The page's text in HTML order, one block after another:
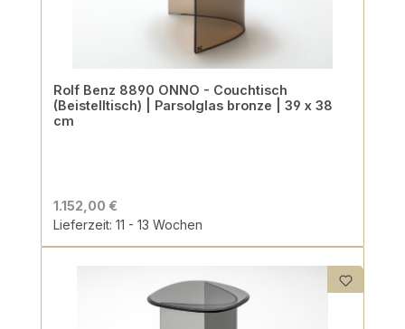
Rolf Benz 8890 ONNO - Couchtisch
(Beistelltisch) | Parsolglas bronze | 39 x 38
cm
1.152,00 €
Lieferzeit: 11 - 13 Wochen